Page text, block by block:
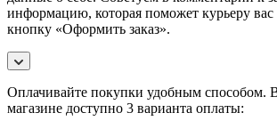
информацию, которая поможет курьеру
кнопку «Оформить заказ».
Оплачивайте покупки удобным способом.
магазине доступно 3 варианта оплаты: